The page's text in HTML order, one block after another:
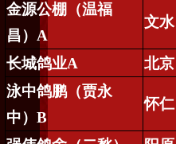
金源公棚（温福
昌） A
文水
长城鸽业A 北京
泳中鸽鹏（贾永
中）B
怀仁